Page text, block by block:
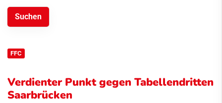
FFC
Verdienter Punkt gegen Tabellendritten
Saarbrücken